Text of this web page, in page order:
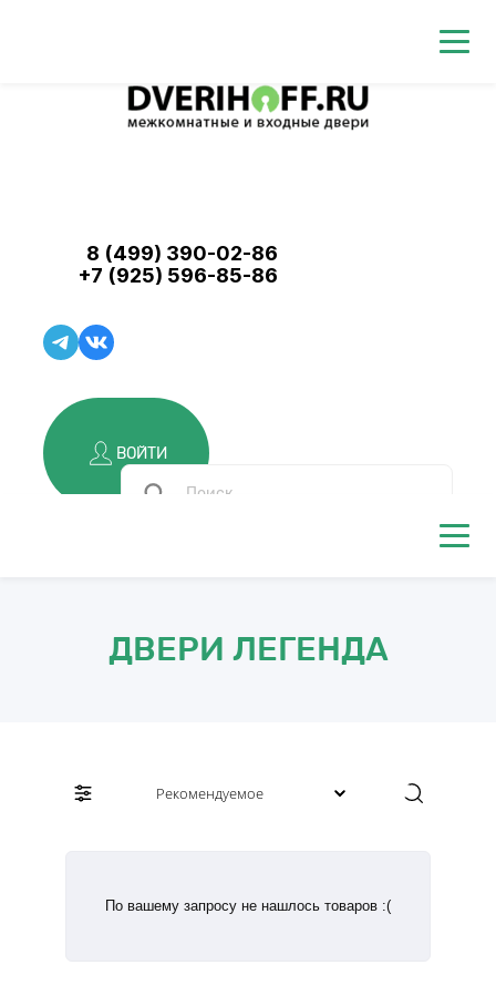
8 (499) 390-02-86
+7 (925) 596-85-86
ВОЙТИ
ДВЕРИ ЛЕГЕНДА
По вашему запросу не нашлось товаров :(